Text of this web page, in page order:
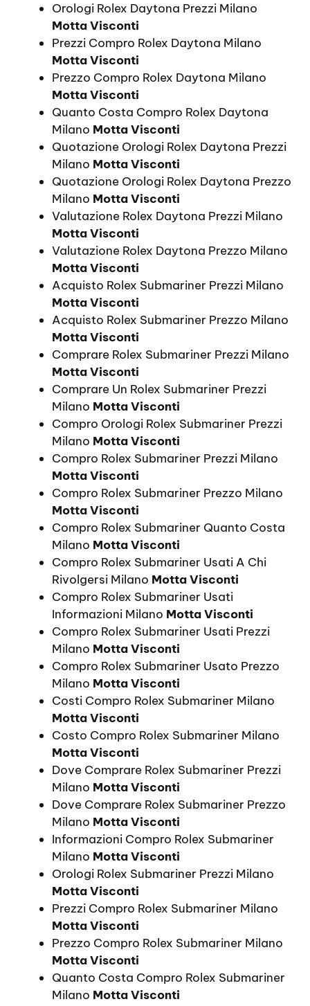
Orologi Rolex Daytona Prezzi Milano
Motta Visconti
Prezzi Compro Rolex Daytona Milano
Motta Visconti
Prezzo Compro Rolex Daytona Milano
Motta Visconti
Quanto Costa Compro Rolex Daytona
Milano Motta Visconti
Quotazione Orologi Rolex Daytona Prezzi
Milano Motta Visconti
Quotazione Orologi Rolex Daytona Prezzo
Milano Motta Visconti
Valutazione Rolex Daytona Prezzi Milano
Motta Visconti
Valutazione Rolex Daytona Prezzo Milano
Motta Visconti
Acquisto Rolex Submariner Prezzi Milano
Motta Visconti
Acquisto Rolex Submariner Prezzo Milano
Motta Visconti
Comprare Rolex Submariner Prezzi Milano
Motta Visconti
Comprare Un Rolex Submariner Prezzi
Milano Motta Visconti
Compro Orologi Rolex Submariner Prezzi
Milano Motta Visconti
Compro Rolex Submariner Prezzi Milano
Motta Visconti
Compro Rolex Submariner Prezzo Milano
Motta Visconti
Compro Rolex Submariner Quanto Costa
Milano Motta Visconti
Compro Rolex Submariner Usati A Chi
Rivolgersi Milano Motta Visconti
Compro Rolex Submariner Usati
Informazioni Milano Motta Visconti
Compro Rolex Submariner Usati Prezzi
Milano Motta Visconti
Compro Rolex Submariner Usato Prezzo
Milano Motta Visconti
Costi Compro Rolex Submariner Milano
Motta Visconti
Costo Compro Rolex Submariner Milano
Motta Visconti
Dove Comprare Rolex Submariner Prezzi
Milano Motta Visconti
Dove Comprare Rolex Submariner Prezzo
Milano Motta Visconti
Informazioni Compro Rolex Submariner
Milano Motta Visconti
Orologi Rolex Submariner Prezzi Milano
Motta Visconti
Prezzi Compro Rolex Submariner Milano
Motta Visconti
Prezzo Compro Rolex Submariner Milano
Motta Visconti
Quanto Costa Compro Rolex Submariner
Milano Motta Visconti